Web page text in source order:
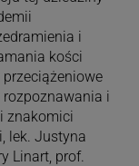
i
kości
przeciążeniowe
rozpoznawania i
znakomici
lek. Justyna
Linart, prof.